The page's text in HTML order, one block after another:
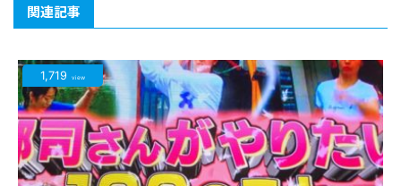
関連記事
1,719 view